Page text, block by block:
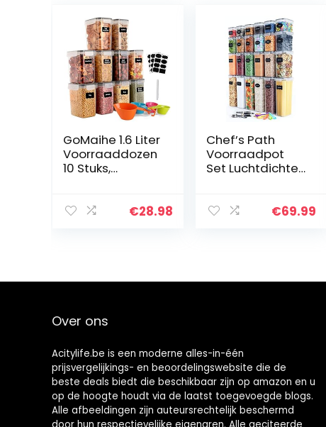
GoMaihe 1.6 Liter
Voorraaddozen
10 Stuks,
Luchtdicht,
€28.98
Chef’s Path
Voorraadpot
Set Luchtdichte
Voorraadpotten
€69.99
Over ons
Acitylife.be is een moderne alles-in-één
prijsvergelijkings- en beoordelingswebsite die de
beste deals biedt die beschikbaar zijn op amazon en u
op de hoogte houdt via de laatst toegevoegde blogs.
Alle afbeeldingen zijn auteursrechtelijk beschermd